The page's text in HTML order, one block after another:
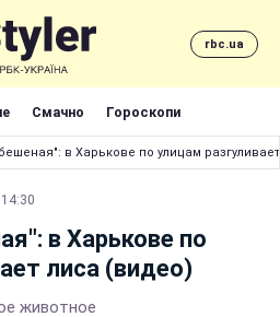
rbc.ua
Смачно Гороскопи
в Харькове по улицам
в Харькове по
лиса (видео)
животное